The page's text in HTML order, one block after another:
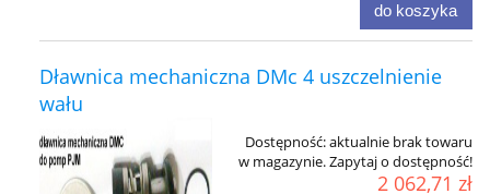
do koszyka
Dławnica mechaniczna DMc 4 uszczelnienie
wału
Dostępność:aktualnie brak towaru
w magazynie. Zapytaj o dostępność!
2 062,71 zł